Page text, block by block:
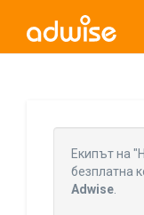
Уважаеми
бихме искали да
прекратява
Eкипът на
безплатна
Adwise.